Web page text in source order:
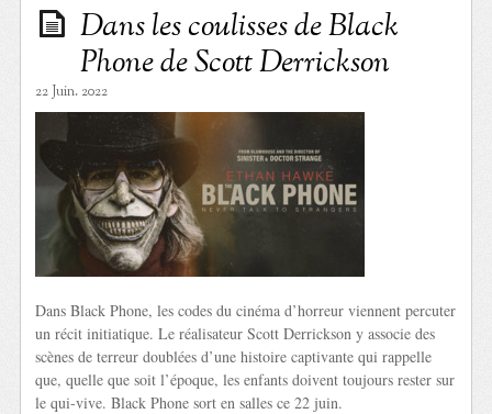
Dans les coulisses de Black
Phone de Scott Derrickson
22 Juin. 2022
Dans Black Phone, les codes du cinéma d’horreur viennent percuter
un récit initiatique. Le réalisateur Scott Derrickson y associe des
scènes de terreur doublées d’une histoire captivante qui rappelle
que, quelle que soit l’époque, les enfants doivent toujours rester sur
le qui-vive. Black Phone sort en salles ce 22 juin.